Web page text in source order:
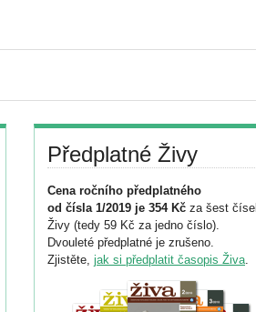
Předplatné Živy
Cena ročního předplatného
od čísla 1/2019 je 354 Kč za šest čísel
Živy (tedy 59 Kč za jedno číslo).
Dvouleté předplatné je zrušeno.
Zjistěte, jak si předplatit časopis Živa.